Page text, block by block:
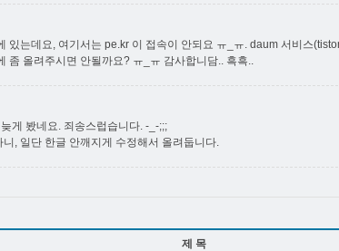
있는데요, 여기서는 pe.kr 이 접속이 안되요 ㅠ_ㅠ. daum 서비스
좀 올려주시면 안될까요? ㅠ_ㅠ 감사합니담.. 흑흑..
게 봤네요. 죄송스럽습니다. -_-;;;
니, 일단 한글 안깨지게 수정해서 올려둡니다.
제 목